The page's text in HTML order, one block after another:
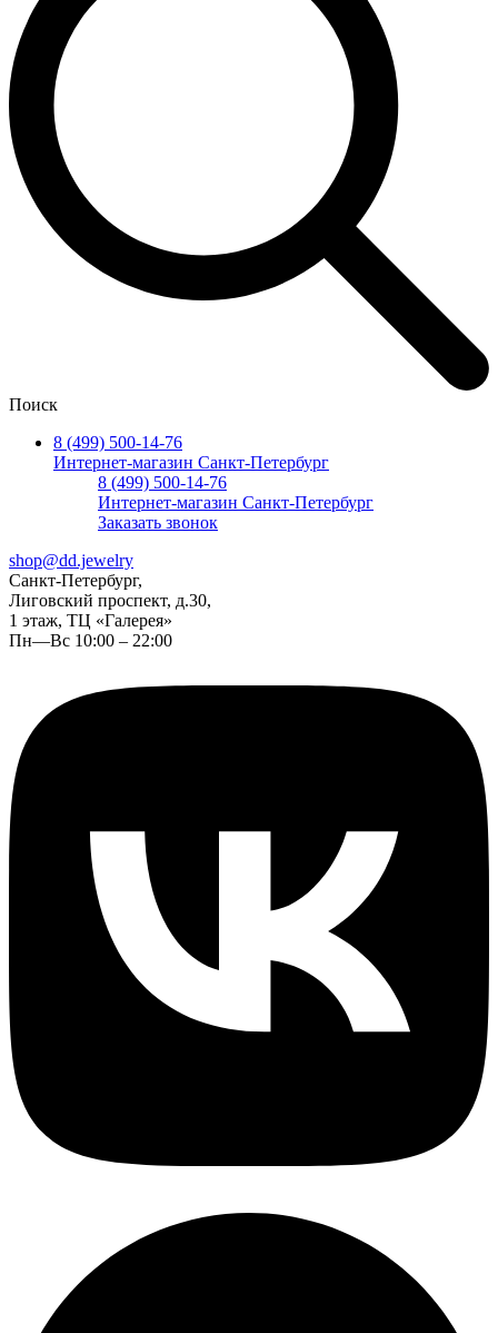
Поиск
8 (499) 500-14-76
Интернет-магазин Санкт-Петербург
8 (499) 500-14-76
Интернет-магазин Санкт-Петербург
Заказать звонок
shop@dd.jewelry
Санкт-Петербург,
Лиговский проспект, д.30,
1 этаж, ТЦ «Галерея»
Пн—Вс 10:00 – 22:00